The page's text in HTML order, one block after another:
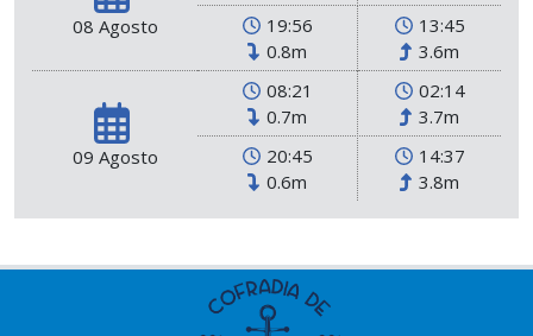
08 Agosto
19:56
0.8m
13:45
3.6m
09 Agosto
08:21
0.7m
02:14
3.7m
20:45
0.6m
14:37
3.8m